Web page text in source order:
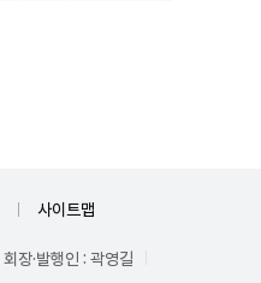
사이트맵
회장·발행인 : 곽영길